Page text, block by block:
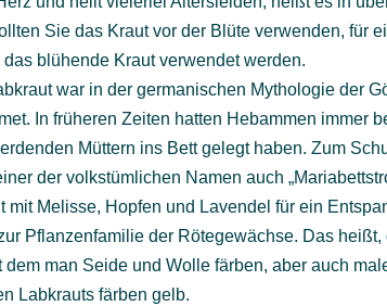
Sie das Kraut vor der Blüte verwenden, für
blühende Kraut verwendet werden.
war in der germanischen Mythologie der
In früheren Zeiten hatten Hebammen immer
Müttern ins Bett gelegt haben. Zum
der volkstümlichen Namen auch
mit Melisse, Hopfen und Lavendel für ein
Pflanzenfamilie der Rötegewächse. Das
dem man Seide und Wolle färben, aber auch
Labkrauts färben gelb.